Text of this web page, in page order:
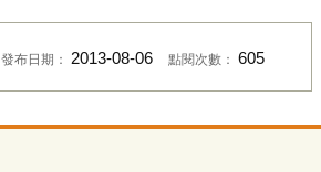
發布日期： 2013-08-06 點閱次數：605